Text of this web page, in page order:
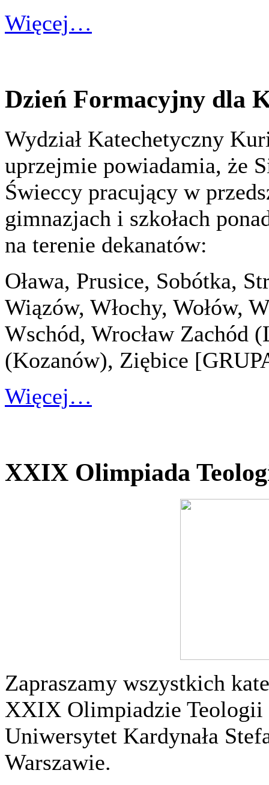
Więcej…
Dzień Formacyjny dla
Wydział Katechetyczny
uprzejmie powiadamia, że
Świeccy pracujący w
gimnazjach i szkołach
na terenie dekanatów:
Oława, Prusice, Sobótka,
Wiązów, Włochy, Wołów,
Wschód, Wrocław Zachód
(Kozanów), Ziębice
Więcej…
XXIX Olimpiada
Zapraszamy wszystkich
XXIX Olimpiadzie Teologii
Uniwersytet Kardynała
Warszawie.